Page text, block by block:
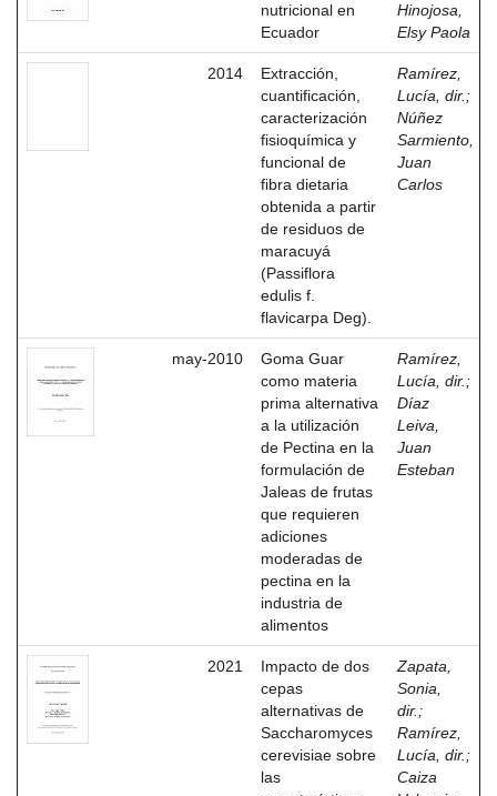
nutricional en
Ecuador
Hinojosa,
Elsy Paola
2014
Extracción,
cuantificación,
caracterización
fisioquímica y
funcional de
fibra dietaria
obtenida a partir
de residuos de
maracuyá
(Passiflora
edulis f.
flavicarpa Deg).
Ramírez,
Lucía, dir. ;
Núñez
Sarmiento,
Juan
Carlos
may-2010
Goma Guar
como materia
prima alternativa
a la utilización
de Pectina en la
formulación de
Jaleas de frutas
que requieren
adiciones
moderadas de
pectina en la
industria de
alimentos
Ramírez,
Lucía, dir. ;
Díaz
Leiva,
Juan
Esteban
2021
Impacto de dos
cepas
alternativas de
Saccharomyces
cerevisiae sobre
las
Zapata,
Sonia,
dir. ;
Ramírez,
Lucía, dir. ;
Caiza